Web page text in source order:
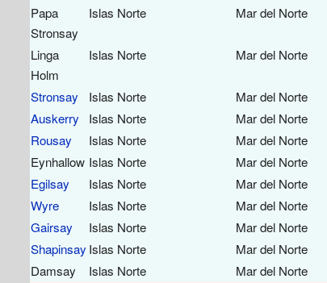
Papa
Stronsay
Islas Norte Mar del Norte
Linga
Holm
Islas Norte Mar del Norte
Stronsay Islas Norte Mar del Norte
Auskerry Islas Norte Mar del Norte
Rousay Islas Norte Mar del Norte
Eynhallow Islas Norte Mar del Norte
Egilsay Islas Norte Mar del Norte
Wyre Islas Norte Mar del Norte
Gairsay Islas Norte Mar del Norte
Shapinsay Islas Norte Mar del Norte
Damsay Islas Norte Mar del Norte